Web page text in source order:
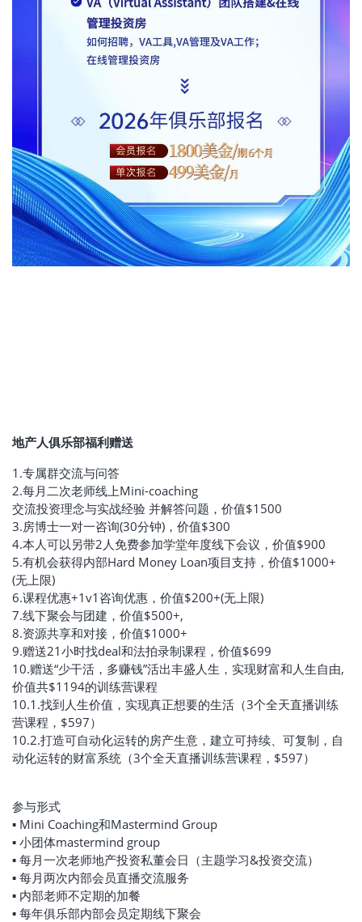
地产人俱乐部福利赠送
1.专属群交流与问答
2.每月二次老师线上Mini-coaching
交流投资理念与实战经验 并解答问题，价值$1500
3.房博士一对一咨询(30分钟)，价值$300
4.本人可以另带2人免费参加学堂年度线下会议，价值$900
5.有机会获得内部Hard Money Loan项目支持，价值$1000+
(无上限)
6.课程优惠+1v1咨询优惠，价值$200+(无上限)
7.线下聚会与团建，价值$500+,
8.资源共享和对接，价值$1000+
9.赠送21小时找deal和法拍录制课程，价值$699
10.赠送“少干活，多赚钱”活出丰盛人生，实现财富和人生自由,
价值共$1194的训练营课程
10.1.找到人生价值，实现真正想要的生活（3个全天直播训练
营课程，$597）
10.2.打造可自动化运转的房产生意，建立可持续、可复制，自
动化运转的财富系统（3个全天直播训练营课程，$597）
参与形式
▪ Mini Coaching和Mastermind Group
▪ 小团体mastermind group
▪ 每月一次老师地产投资私董会日（主题学习&投资交流）
▪ 每月两次内部会员直播交流服务
▪ 内部老师不定期的加餐
▪ 每年俱乐部内部会员定期线下聚会